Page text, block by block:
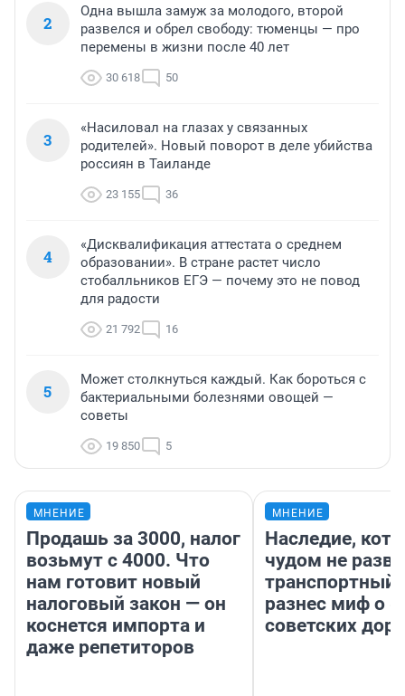
2
Одна вышла замуж за молодого, второй
развелся и обрел свободу: тюменцы — про
перемены в жизни после 40 лет
30 618 50
3
«Насиловал на глазах у связанных
родителей». Новый поворот в деле убийства
россиян в Таиланде
23 155 36
4
«Дисквалификация аттестата о среднем
образовании». В стране растет число
стобалльников ЕГЭ — почему это не повод
для радости
21 792 16
5
Может столкнуться каждый. Как бороться с
бактериальными болезнями овощей —
советы
19 850 5
МНЕНИЕ
Продашь за 3000, налог
возьмут с 4000. Что
нам готовит новый
налоговый закон — он
коснется импорта и
даже репетиторов
МНЕНИЕ
Наследие,
чудом не
транспортный
разнес миф о
советских